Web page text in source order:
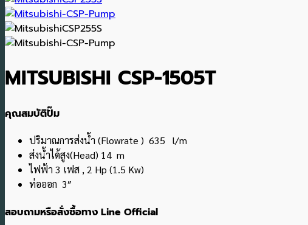
MITSUBISHI CSP-1505T
คุณสมบัติปั๊ม
ปริมาณการส่งน้ำ (Flowrate ) 635 l/m
ส่งน้ำได้สูง(Head) 14 m
ไฟฟ้า 3 เฟส , 2 Hp (1.5 Kw)
ท่อออก 3″
สอบถามหรือสั่งซื้อทาง Line Official